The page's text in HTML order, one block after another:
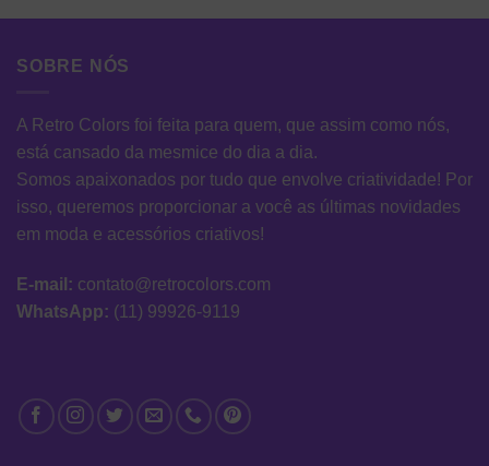
SOBRE NÓS
A Retro Colors foi feita para quem, que assim como nós,
está cansado da mesmice do dia a dia.
Somos apaixonados por tudo que envolve criatividade! Por
isso, queremos proporcionar a você as últimas novidades
em moda e acessórios criativos!
E-mail: contato@retrocolors.com
WhatsApp: (11) 99926-9119